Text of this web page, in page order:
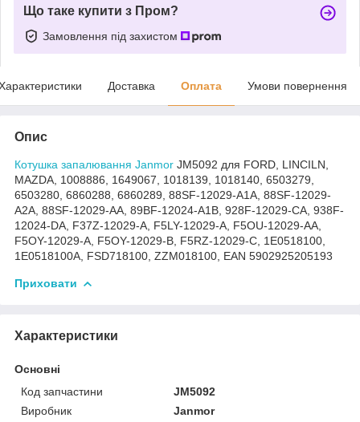
Що таке купити з Пром?
Замовлення під захистом
Доставка Оплата Умови повернення
Опис
Котушка запалювання Janmor JM5092 для FORD, LINCILN,
MAZDA, 1008886, 1649067, 1018139, 1018140, 6503279,
6503280, 6860288, 6860289, 88SF-12029-A1A, 88SF-12029-
A2A, 88SF-12029-AA, 89BF-12024-A1B, 928F-12029-CA, 938F-
12024-DA, F37Z-12029-A, F5LY-12029-A, F5OU-12029-AA,
F5OY-12029-A, F5OY-12029-B, F5RZ-12029-C, 1E0518100,
1E0518100A, FSD718100, ZZM018100, EAN 5902925205193
Приховати
Характеристики
Основні
Код запчастини
JM5092
Виробник
Janmor